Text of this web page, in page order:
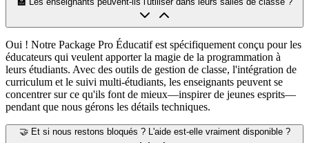
Oui ! Notre Package Pro Éducatif est spécifiquement conçu pour les
éducateurs qui veulent apporter la magie de la programmation à
leurs étudiants. Avec des outils de gestion de classe, l'intégration de
curriculum et le suivi multi-étudiants, les enseignants peuvent se
concentrer sur ce qu'ils font de mieux—inspirer de jeunes esprits—
pendant que nous gérons les détails techniques.
🤝 Et si nous restons bloqués ? L'aide est-elle vraiment disponible ?